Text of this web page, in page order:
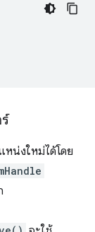
หน่งใหม่ได้โดย